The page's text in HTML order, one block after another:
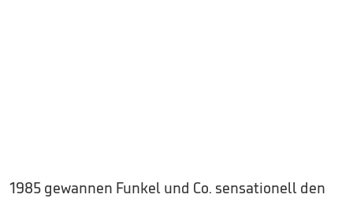
1985 gewannen Funkel und Co. sensationell den